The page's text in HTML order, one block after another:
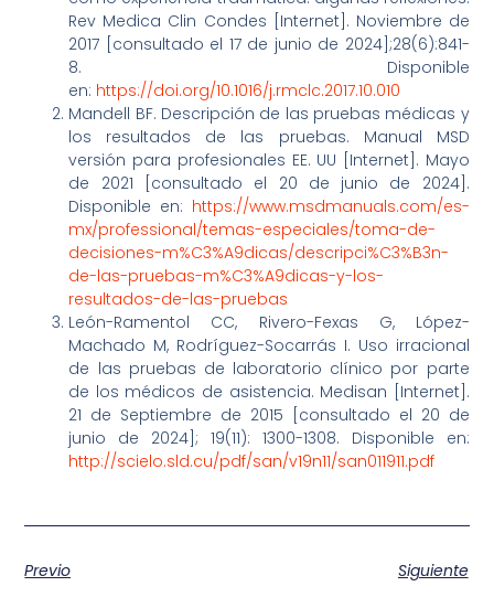
Rev Medica Clin Condes [Internet]. Noviembre de
2017 [consultado el 17 de junio de 2024];28(6):841-
8. Disponible
en: https://doi.org/10.1016/j.rmclc.2017.10.010
Mandell BF. Descripción de las pruebas médicas y
los resultados de las pruebas. Manual MSD
versión para profesionales EE. UU [Internet]. Mayo
de 2021 [consultado el 20 de junio de 2024].
Disponible en: https://www.msdmanuals.com/es-
mx/professional/temas-especiales/toma-de-
decisiones-m%C3%A9dicas/descripci%C3%B3n-
de-las-pruebas-m%C3%A9dicas-y-los-
resultados-de-las-pruebas
León-Ramentol CC, Rivero-Fexas G, López-
Machado M, Rodríguez-Socarrás I. Uso irracional
de las pruebas de laboratorio clínico por parte
de los médicos de asistencia. Medisan [Internet].
21 de Septiembre de 2015 [consultado el 20 de
junio de 2024]; 19(11): 1300-1308. Disponible en:
http://scielo.sld.cu/pdf/san/v19n11/san011911.pdf
Previo
Siguiente